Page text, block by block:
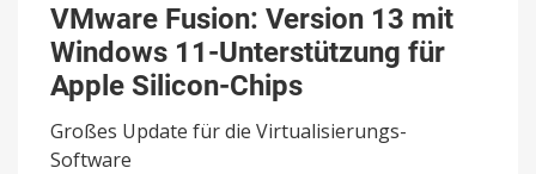
Fusion:
Version
13
mit
Windows
11-
Unterstützung
VMware Fusion: Version 13 mit
Windows 11-Unterstützung für
Apple Silicon-Chips
Großes Update für die Virtualisierungs-
Software